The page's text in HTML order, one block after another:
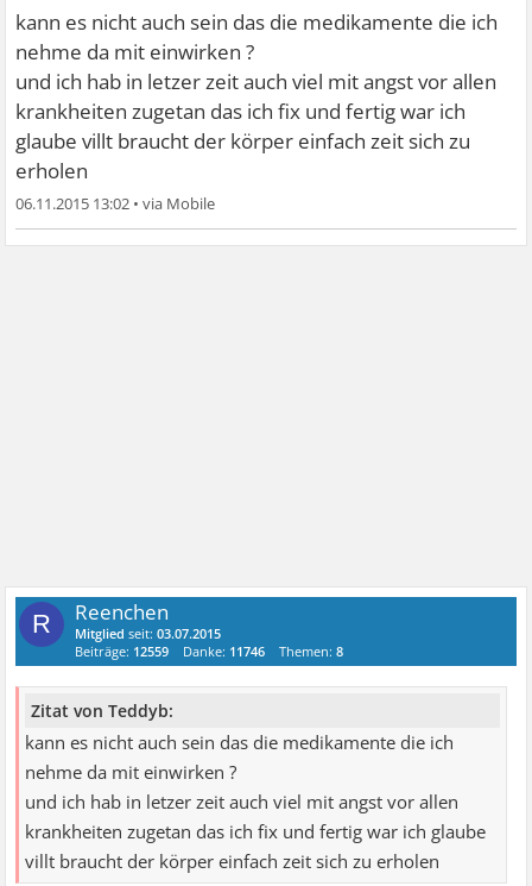
kann es nicht auch sein das die medikamente die ich
nehme da mit einwirken ?
und ich hab in letzer zeit auch viel mit angst vor allen
krankheiten zugetan das ich fix und fertig war ich
glaube villt braucht der körper einfach zeit sich zu
erholen
06.11.2015 13:02 •
R Reenchen
Mitglied seit:03.07.2015
Beiträge: 12559 Danke: 11746 Themen:8
Zitat von Teddyb:
kann es nicht auch sein das die medikamente die ich
nehme da mit einwirken ?
und ich hab in letzer zeit auch viel mit angst vor allen
krankheiten zugetan das ich fix und fertig war ich glaube
villt braucht der körper einfach zeit sich zu erholen